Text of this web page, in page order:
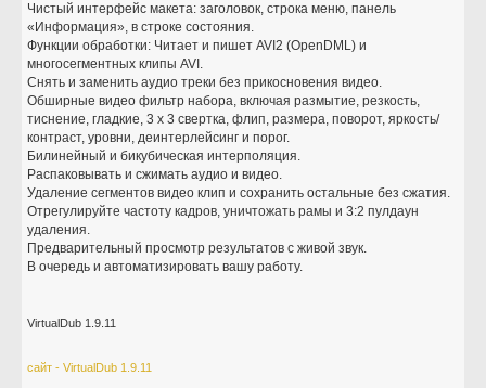
Чистый интерфейс макета: заголовок, строка меню, панель
«Информация», в строке состояния.
Функции обработки: Читает и пишет AVI2 (OpenDML) и
многосегментных клипы AVI.
Снять и заменить аудио треки без прикосновения видео.
Обширные видео фильтр набора, включая размытие, резкость,
тиснение, гладкие, 3 x 3 свертка, флип, размера, поворот, яркость/
контраст, уровни, деинтерлейсинг и порог.
Билинейный и бикубическая интерполяция.
Распаковывать и сжимать аудио и видео.
Удаление сегментов видео клип и сохранить остальные без сжатия.
Отрегулируйте частоту кадров, уничтожать рамы и 3:2 пулдаун
удаления.
Предварительный просмотр результатов с живой звук.
В очередь и автоматизировать вашу работу.
VirtualDub 1.9.11
сайт - VirtualDub 1.9.11